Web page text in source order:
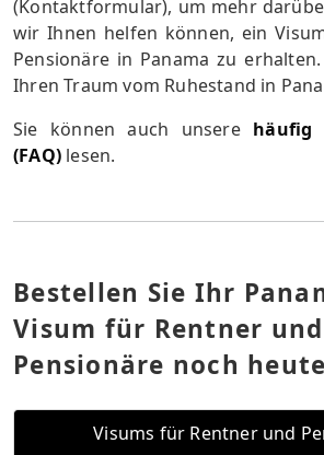
(Kontaktformular), um mehr
wir Ihnen helfen können, ein
Pensionäre in Panama zu
Ihren Traum vom Ruhestand in
Sie können auch unsere häufig
(FAQ) lesen.
Bestellen Sie Ihr
Visum für Rentner und
Pensionäre noch heute
Visums für Rentner und